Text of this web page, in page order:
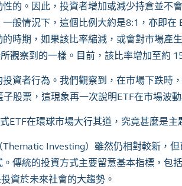
的。因此，投資者增加或減少持倉並不
般情況下，這個比例大約是8:1 ，亦即在
時期，如果該比率縮減，或會對市場產
觀察到的一樣。目前，該比率增加至約
資者行為。我們觀察到，在市場下跌時，
子股票，這現象再一次說明ETF在市場波
ETF在環球市場大行其道，究竟甚麼是主
Thematic Investing）雖然仍相對較新，
傳統的投資方式主要留意基本指標，包
資於未來社會的大趨勢。